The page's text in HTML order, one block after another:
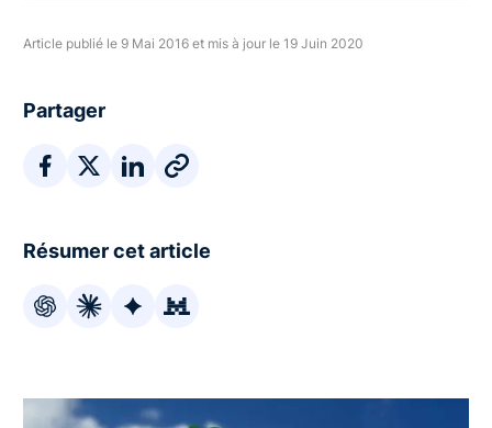
Article publié le 9 Mai 2016 et mis à jour le 19 Juin 2020
Partager
Résumer cet article